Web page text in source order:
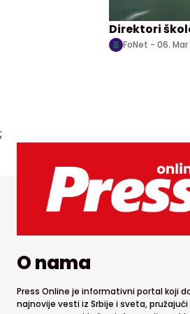
Direktori
FoNet - 06. Mar
;
O nama
Press Online je informativni portal koji
najnovije vesti iz Srbije i sveta, pružajući